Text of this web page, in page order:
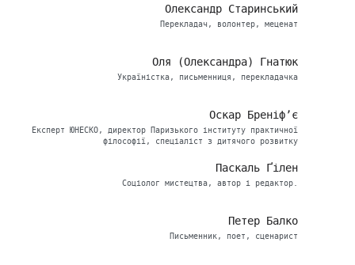
Олександр Старинський
Перекладач, волонтер, меценат
Оля (Олександра) Гнатюк
Україністка, письменниця, перекладачка
Оскар Бреніф’є
Eксперт ЮНЕСКО, директор Паризького інституту практичної
філософії, спеціаліст з дитячого розвитку
Паскаль Ґілен
Соціолог мистецтва, автор і редактор.
Петер Балко
Письменник, поет, сценарист